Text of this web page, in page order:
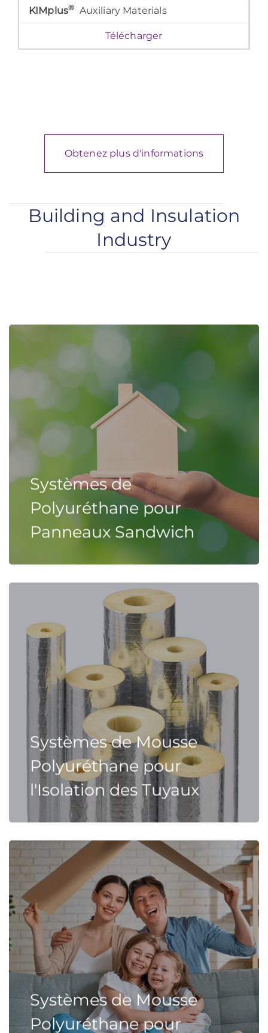
KIMplus® Auxiliary Materials
Télécharger
Obtenez plus d'informations
Building and Insulation
Industry
Systèmes de
Polyuréthane pour
Panneaux Sandwich
Systèmes de Mousse
Polyuréthane pour
l'Isolation des Tuyaux
Systèmes de Mousse
Polyuréthane pour